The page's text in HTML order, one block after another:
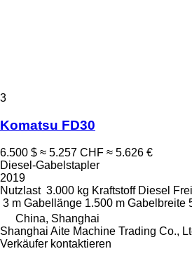
3
Komatsu FD30
6.500 $ ≈ 5.257 CHF ≈ 5.626 €
Diesel-Gabelstapler
2019
Nutzlast 3.000 kg Kraftstoff Diesel
3 m Gabellänge 1.500 m Gabelbreite
China, Shanghai
Shanghai Aite Machine Trading Co.,
Verkäufer kontaktieren